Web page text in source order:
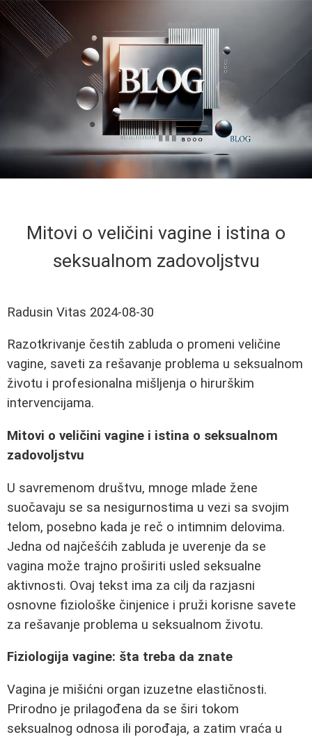
Mitovi o veličini vagine i istina o
seksualnom zadovoljstvu
Radusin Vitas 2024-08-30
Razotkrivanje čestih zabluda o promeni veličine
vagine, saveti za rešavanje problema u seksualnom
životu i profesionalna mišljenja o hirurškim
intervencijama.
Mitovi o veličini vagine i istina o seksualnom
zadovoljstvu
U savremenom društvu, mnoge mlade žene
suočavaju se sa nesigurnostima u vezi sa svojim
telom, posebno kada je reč o intimnim delovima.
Jedna od najčešćih zabluda je uverenje da se
vagina može trajno proširiti usled seksualne
aktivnosti. Ovaj tekst ima za cilj da razjasni
osnovne fiziološke činjenice i pruži korisne savete
za rešavanje problema u seksualnom životu.
Fiziologija vagine: šta treba da znate
Vagina je mišićni organ izuzetne elastičnosti.
Prirodno je prilagođena da se širi tokom
seksualnog odnosa ili porođaja, a zatim vraća u